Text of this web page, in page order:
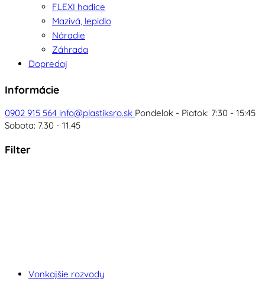
FLEXI hadice
Mazivá, lepidlo
Náradie
Záhrada
Dopredaj
Informácie
0902 915 564 info@plastiksro.sk Pondelok - Piatok: 7:30 - 15:45
Sobota: 7.30 - 11.45
Filter
Vonkajšie rozvody